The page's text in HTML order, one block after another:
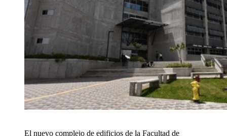
El nuevo complejo de edificios de la Facultad de